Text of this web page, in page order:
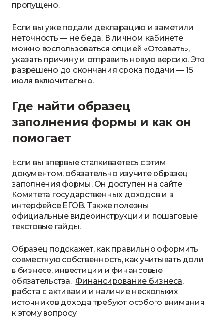
пропущено.
Если вы уже подали декларацию и заметили
неточность — не беда. В личном кабинете
можно воспользоваться опцией «Отозвать»,
указать причину и отправить новую версию. Это
разрешено до окончания срока подачи — 15
июля включительно.
Где найти образец
заполнения формы и как он
помогает
Если вы впервые сталкиваетесь с этим
документом, обязательно изучите образец
заполнения формы. Он доступен на сайте
Комитета государственных доходов и в
интерфейсе ЕГОВ. Также полезны
официальные видеоинструкции и пошаговые
текстовые гайды.
Образец подскажет, как правильно оформить
совместную собственность, как учитывать доли
в бизнесе, инвестиции и финансовые
обязательства. Финансирование бизнеса,
работа с активами и наличие нескольких
источников дохода требуют особого внимания
к этому вопросу.